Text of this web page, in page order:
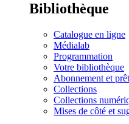
Bibliothèque
Catalogue en ligne
Médialab
Programmation
Votre bibliothèque
Abonnement et prêt
Collections
Collections
Mises de côté et